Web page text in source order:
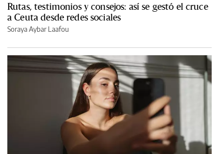
Rutas, testimonios y consejos: así se gestó el cruce
a Ceuta desde redes sociales
Soraya Aybar Laafou